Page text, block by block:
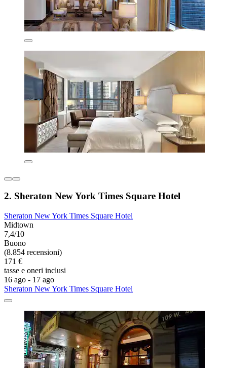
2. Sheraton New York Times Square Hotel
Sheraton New York Times Square Hotel
Midtown
7,4/10
Buono
(8.854 recensioni)
171 €
tasse e oneri inclusi
16 ago - 17 ago
Sheraton New York Times Square Hotel